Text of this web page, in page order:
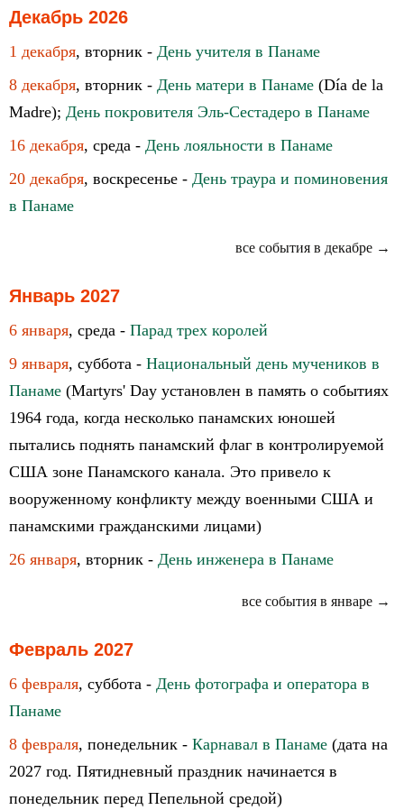
Декабрь 2026
1 декабря, вторник - День учителя в Панаме
8 декабря, вторник - День матери в Панаме (Día de la
Madre); День покровителя Эль-Сестадеро в Панаме
16 декабря, среда - День лояльности в Панаме
20 декабря, воскресенье - День траура и поминовения
в Панаме
все события в декабре →
Январь 2027
6 января, среда - Парад трех королей
9 января, суббота - Национальный день мучеников в
Панаме (Martyrs' Day установлен в память о событиях
1964 года, когда несколько панамских юношей
пытались поднять панамский флаг в контролируемой
США зоне Панамского канала. Это привело к
вооруженному конфликту между военными США и
панамскими гражданскими лицами)
26 января, вторник - День инженера в Панаме
все события в январе →
Февраль 2027
6 февраля, суббота - День фотографа и оператора в
Панаме
8 февраля, понедельник - Карнавал в Панаме (дата на
2027 год. Пятидневный праздник начинается в
понедельник перед Пепельной средой)